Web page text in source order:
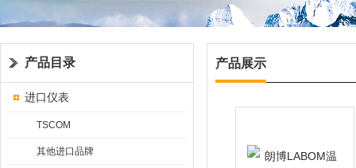
产品目录
进口仪表
TSCOM
其他进口品牌
产品展示